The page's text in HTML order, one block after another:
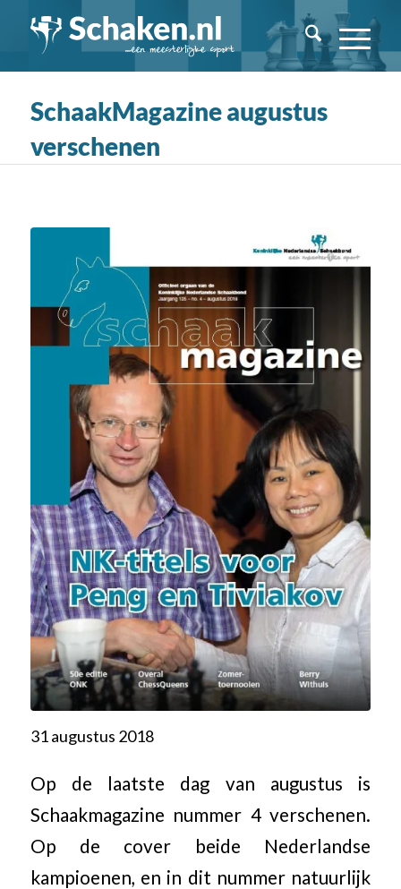
SchaakMagazine augustus
verschenen
31 augustus 2018
Op de laatste dag van augustus is
Schaakmagazine nummer 4 verschenen.
Op de cover beide Nederlandse
kampioenen, en in dit nummer natuurlijk